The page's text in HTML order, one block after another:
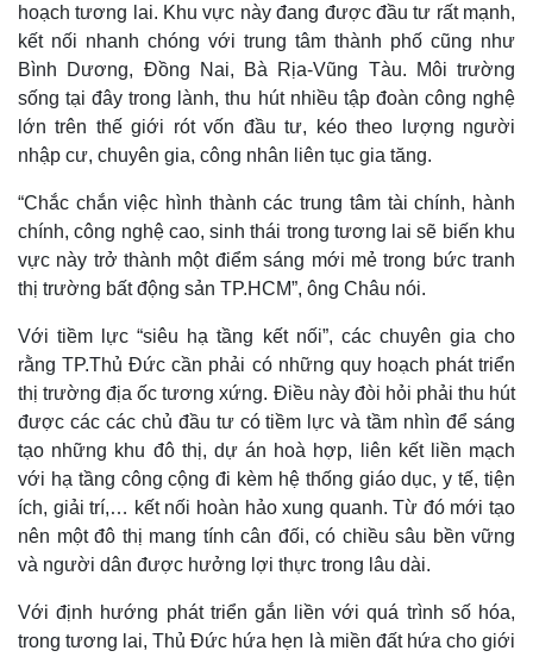
Pháp luật
Vụ án
Tin nóng
Tư vấn luật
Quân sự - Quốc phòng
Vũ khí
Việt Nam
Phân tích
hoạch tương lai. Khu vực này đang được đầu tư rất mạnh,
kết nối nhanh chóng với trung tâm thành phố cũng như
Bình Dương, Đồng Nai, Bà Rịa-Vũng Tàu. Môi trường
sống tại đây trong lành, thu hút nhiều tập đoàn công nghệ
lớn trên thế giới rót vốn đầu tư, kéo theo lượng người
nhập cư, chuyên gia, công nhân liên tục gia tăng.
“Chắc chắn việc hình thành các trung tâm tài chính, hành
chính, công nghệ cao, sinh thái trong tương lai sẽ biến khu
vực này trở thành một điểm sáng mới mẻ trong bức tranh
thị trường bất động sản TP.HCM”, ông Châu nói.
Với tiềm lực “siêu hạ tầng kết nối”, các chuyên gia cho
rằng TP.Thủ Đức cần phải có những quy hoạch phát triển
thị trường địa ốc tương xứng. Điều này đòi hỏi phải thu hút
được các các chủ đầu tư có tiềm lực và tầm nhìn để sáng
tạo những khu đô thị, dự án hoà hợp, liên kết liền mạch
với hạ tầng công cộng đi kèm hệ thống giáo dục, y tế, tiện
ích, giải trí,… kết nối hoàn hảo xung quanh. Từ đó mới tạo
nên một đô thị mang tính cân đối, có chiều sâu bền vững
và người dân được hưởng lợi thực trong lâu dài.
Với định hướng phát triển gắn liền với quá trình số hóa,
trong tương lai, Thủ Đức hứa hẹn là miền đất hứa cho giới